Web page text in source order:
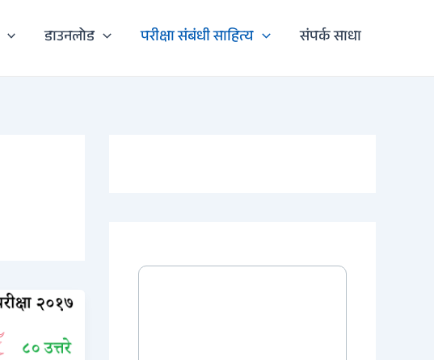
डाउनलोड परीक्षा संबंधी साहित्य संपर्क साधा